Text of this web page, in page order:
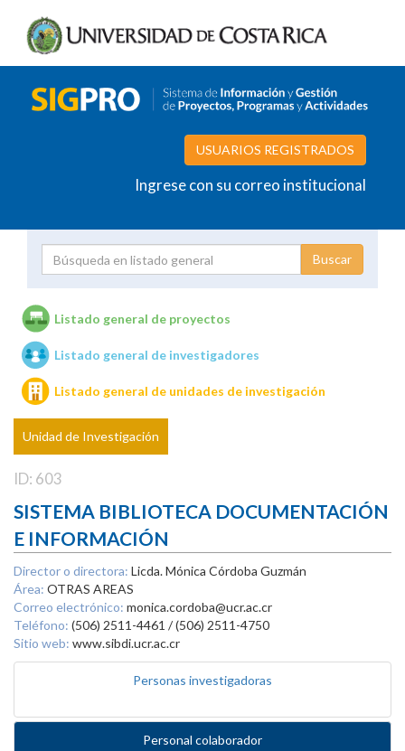
USUARIOS REGISTRADOS
Ingrese con su correo institucional
Unidades de investigación
Listado general de proyectos
Listado general de investigadores
Listado general de unidades de investigación
Unidad de Investigación
ID: 603
SISTEMA BIBLIOTECA DOCUMENTACIÓN
E INFORMACIÓN
Director o directora: Licda. Mónica Córdoba Guzmán
Área: OTRAS AREAS
Correo electrónico: monica.cordoba@ucr.ac.cr
Teléfono: (506) 2511-4461 / (506) 2511-4750
Sitio web: www.sibdi.ucr.ac.cr
Personas investigadoras
Personal colaborador